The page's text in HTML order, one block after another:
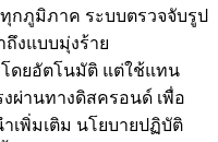
กภูมิภาค ระบบตรวจจับรูป
ถึงแบบมุ่งร้าย
ดยอัตโนมัติ แต่ใช้แทน
งผ่านทางดิสครอนด์ เพื่อ
พิ่มเติม นโยบายปฏิบัติ